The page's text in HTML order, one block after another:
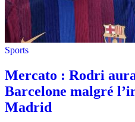
Sports
Mercato : Rodri
Barcelone malgré
Madrid